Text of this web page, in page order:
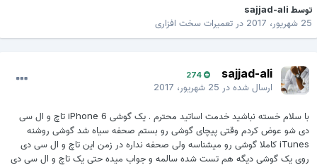
sajjad-ali
2017
درتعمیرات سخت افزاری
sajjad-ali
274
ارسال شده در25 شهریور، 2017
با سلام خسته نباشید خدمت اساتید محترم . یک گوشی iPhone 6 تاچ و ال سی
دی شو عوض کردم وقتی پیچای گوشی رو بستم صحفه سیاه شد گوشی روشنه
iTunes کاملا گوشی رو میشناسه ولی صحفه نداره در زمن این تاچ و ال سی دی
روی یک گوشی دیگه هم تست شده سالمه و جواب میده حتی یک تاچ و ال سی دی